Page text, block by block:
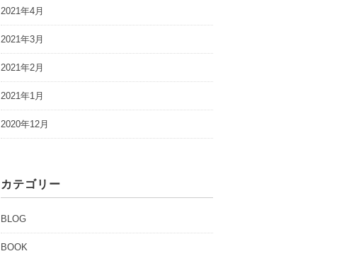
2021年4月
2021年3月
2021年2月
2021年1月
2020年12月
カテゴリー
BLOG
BOOK